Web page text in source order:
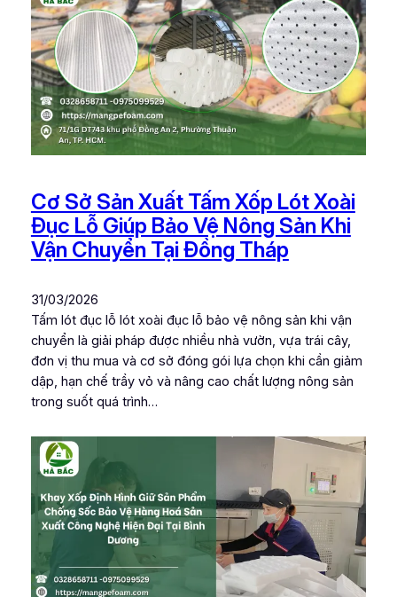
Cơ Sở Sản Xuất Tấm Xốp Lót Xoài
Đục Lỗ Giúp Bảo Vệ Nông Sản Khi
Vận Chuyển Tại Đồng Tháp
31/03/2026
Tấm lót đục lỗ lót xoài đục lỗ bảo vệ nông sản khi vận
chuyển là giải pháp được nhiều nhà vườn, vựa trái cây,
đơn vị thu mua và cơ sở đóng gói lựa chọn khi cần giảm
dập, hạn chế trầy vỏ và nâng cao chất lượng nông sản
trong suốt quá trình…